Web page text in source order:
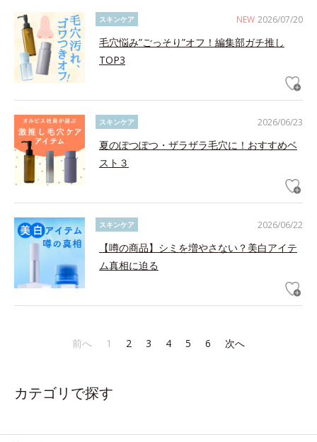
NEW 2026/07/20
スキンケア
毛穴悩み”ごっそり”オフ！編集部ガチ推し
TOP3
2026/06/23
スキンケア
夏のぽつぽつ・ザラザラ毛穴に！おすすめベ
スト３
2026/06/22
スキンケア
【噂の商品】シミを増やさない？美白アイテ
ム真相に迫る
前へ 1 2 3 4 5 6 次へ
カテゴリで探す